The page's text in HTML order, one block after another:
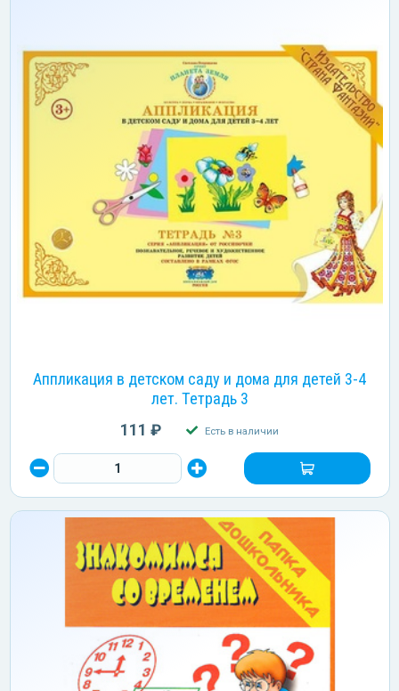
Аппликация в детском саду и дома для детей 3-4
лет. Тетрадь 3
111 ₽ Есть в наличии